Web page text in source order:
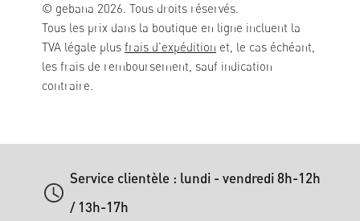
© gebana 2026. Tous droits réservés.
Tous les prix dans la boutique en ligne incluent la
TVA légale plus frais d'expédition et, le cas échéant,
les frais de remboursement, sauf indication
contraire.
Service clientèle : lundi - vendredi 8h-12h
/ 13h-17h